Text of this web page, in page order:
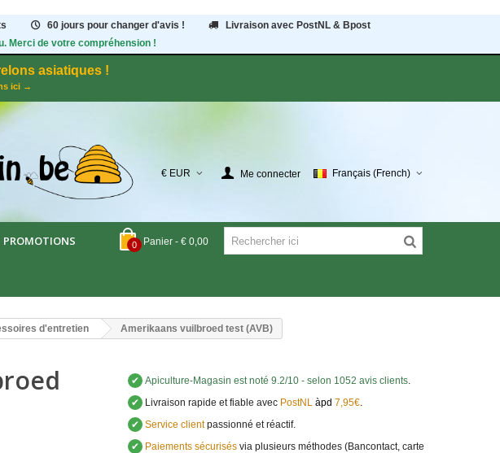
60 jours pour changer d'avis !
Livraison avec PostNL & Bpost
Merci de votre compréhension !
asiatiques !
ici →
€ EUR Me connecter Français (French)
0 Panier - € 0,00
PROMOTIONS
d'entretien Amerikaans vuilbroed test (AVB)
✔ Apiculture-Magasin est noté 9.2/10 - selon 1052 avis clients.
✔ Livraison rapide et fiable avecPostNL àpd 7,95€.
✔ Service clientpassionné et réactif.
✔ Paiements sécurisésvia plusieurs méthodes (Bancontact, carte